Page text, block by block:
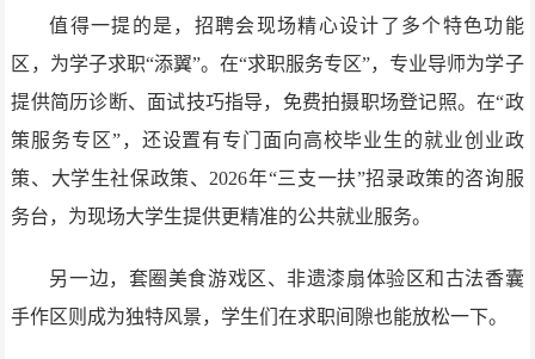
值得一提的是，招聘会现场精心设计了多个特色功能
区，为学子求职“添翼”。在“求职服务专区”，专业导师为学子
提供简历诊断、面试技巧指导，免费拍摄职场登记照。在“政
策服务专区”，还设置有专门面向高校毕业生的就业创业政
策、大学生社保政策、2026年“三支一扶”招录政策的咨询服
务台，为现场大学生提供更精准的公共就业服务。
另一边，套圈美食游戏区、非遗漆扇体验区和古法香囊
手作区则成为独特风景，学生们在求职间隙也能放松一下。